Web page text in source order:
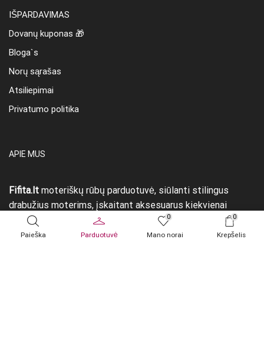
IŠPARDAVIMAS
Dovanų kuponas 🎁
Bloga`s
Norų sąrašas
Atsiliepimai
Privatumo politika
APIE MUS
Fifita.lt moteriškų rūbų parduotuvė, siūlanti stilingus
drabužius moterims, įskaitant aksesuarus kiekvienai
progai.
Paieška Parduotuvė
0
Mano norai
0
Krepšelis